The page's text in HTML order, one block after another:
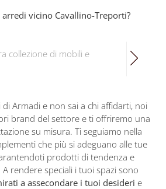
vicino Cavallino-Treporti?
collezione di mobili e
Armadi e non sai a chi affidarti, noi
brand del settore e ti offriremo una
su misura. Ti seguiamo nella
che più si adeguano alle tue
prodotti di tendenza e
rendere speciali i tuoi spazi sono
a assecondare i tuoi desideri e